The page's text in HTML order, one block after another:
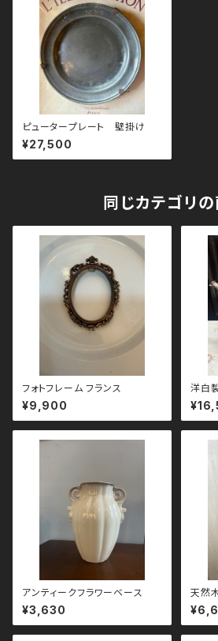
ピュータープレート 壁掛け
¥27,500
同じカテゴリ
フォトフレーム フランス
¥9,900
洋白
アンティークフラワーベース
¥3,630
天然
き）